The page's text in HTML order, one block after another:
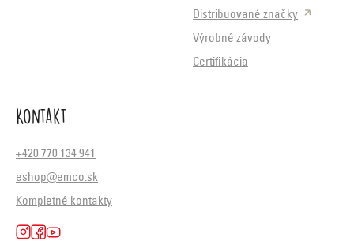
Distribuované značky
Výrobné závody
Certifikácia
Kontakt
+420 770 134 941
eshop@emco.sk
Kompletné kontakty